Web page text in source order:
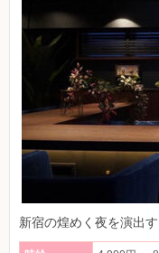
新宿の煌めく夜を演出